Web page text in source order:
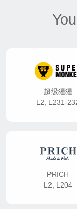
超级猩猩
L2, L231-
PRICH
L2, L204